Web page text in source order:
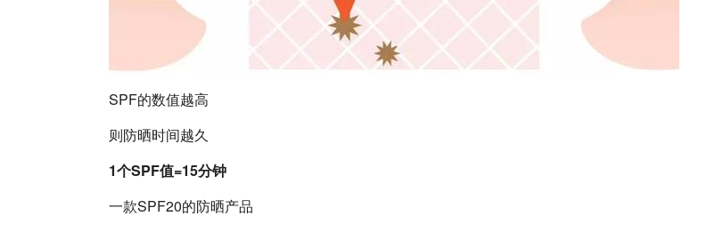
SPF的数值越高
则防晒时间越久
1个SPF值=15分钟
一款SPF20的防晒产品